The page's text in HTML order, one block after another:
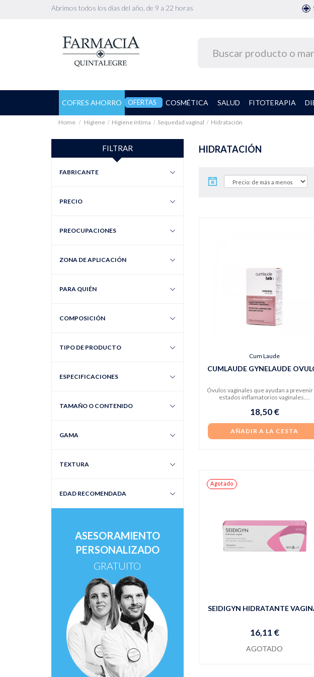
Abrimos todos los días del año, de 9 a 22 horas
COFRES AHORRO OFERTAS COSMÉTICA SALUD FITOTERAPIA
Home Higiene Higiene íntima Sequedad vaginal Hidratación
FILTRAR
FABRICANTE
PRECIO
PREOCUPACIONES
ZONA DE APLICACIÓN
PARA QUIÉN
COMPOSICIÓN
TIPO DE PRODUCTO
ESPECIFICACIONES
TAMAÑO O CONTENIDO
GAMA
TEXTURA
EDAD RECOMENDADA
ASESORAMIENTO
PERSONALIZADO
GRATUITO
HIDRATACIÓN
Cum Laude
CUMLAUDE GYNELAUDE
Óvulos vaginales que ayudan a prevenir
estados inflamatorios vaginales....
18,50 €
AÑADIR A LA CESTA
Agotado
SEIDIGYN HIDRATANTE
16,11 €
AGOTADO